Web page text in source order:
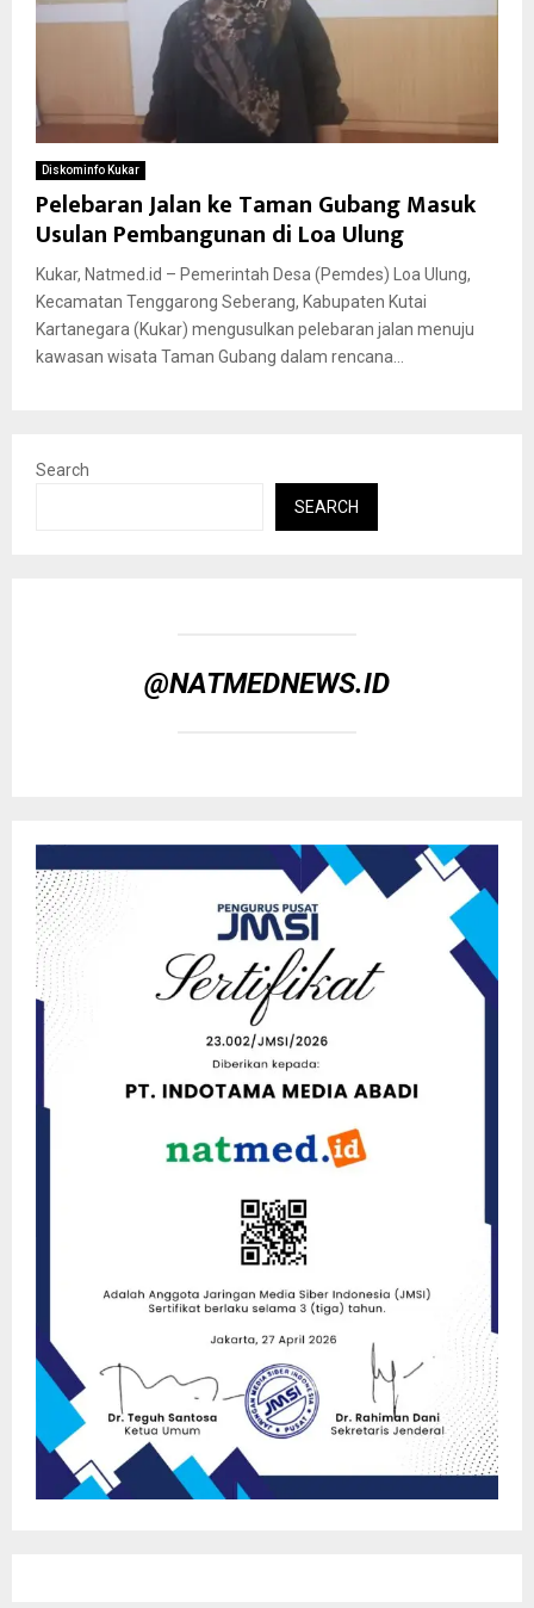
Diskominfo Kukar
Pelebaran Jalan ke Taman Gubang Masuk
Usulan Pembangunan di Loa Ulung
Kukar, Natmed.id – Pemerintah Desa (Pemdes) Loa Ulung,
Kecamatan Tenggarong Seberang, Kabupaten Kutai
Kartanegara (Kukar) mengusulkan pelebaran jalan menuju
kawasan wisata Taman Gubang dalam rencana...
Search
SEARCH
@NATMEDNEWS.ID